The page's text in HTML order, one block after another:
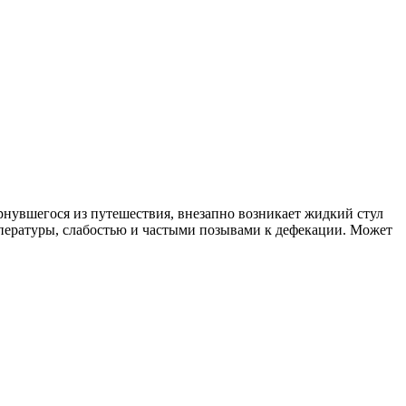
из путешествия, внезапно возникает жидкий стул
слабостью и частыми позывами к дефекации. Может